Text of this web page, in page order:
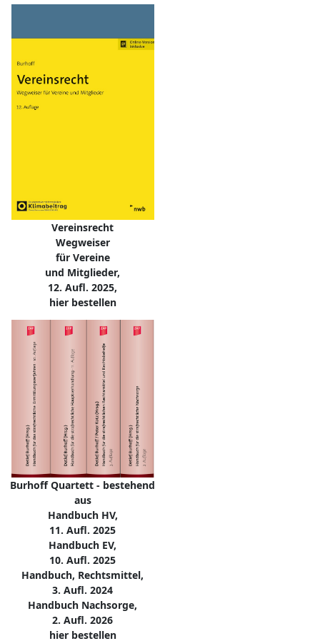
Vereinsrecht
Wegweiser
für Vereine
und Mitglieder,
12. Aufl. 2025,
hier bestellen
Burhoff Quartett - bestehend
aus
Handbuch HV,
11. Aufl. 2025
Handbuch EV,
10. Aufl. 2025
Handbuch, Rechtsmittel,
3. Aufl. 2024
Handbuch Nachsorge,
2. Aufl. 2026
hier bestellen